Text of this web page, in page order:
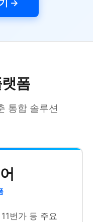
→
폼
통합 솔루션
번가 등 주요